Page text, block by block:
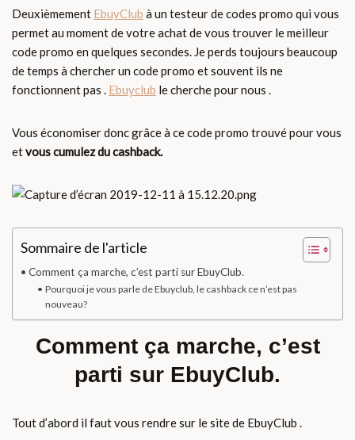
Deuxièmement EbuyClub à un testeur de codes promo qui vous
permet au moment de votre achat de vous trouver le meilleur
code promo en quelques secondes. Je perds toujours beaucoup
de temps à chercher un code promo et souvent ils ne
fonctionnent pas . Ebuyclub le cherche pour nous .
Vous économiser donc grâce à ce code promo trouvé pour vous
etvous cumulez du cashback.
Sommaire de l'article
Comment ça marche, c’est parti sur EbuyClub.
Pourquoi je vous parle de Ebuyclub, le cashback ce n’est pas
nouveau?
Comment ça marche, c’est
parti sur EbuyClub.
Tout d’abord il faut vous rendre sur le site de EbuyClub .